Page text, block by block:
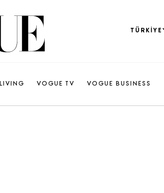
TÜRKIYE
LIVING VOGUE TV VOGUE BUSINESS